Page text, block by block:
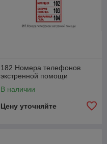
182 Номера телефонов
экстренной помощи
В наличии
Цену уточняйте